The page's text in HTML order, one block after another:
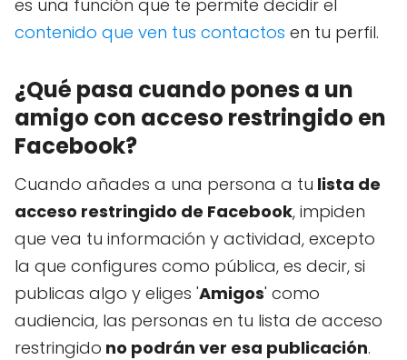
es una función que te permite decidir el
contenido que ven tus contactos en tu perfil.
¿Qué pasa cuando pones a un
amigo con acceso restringido en
Facebook?
Cuando añades a una persona a tu lista de
acceso restringido de Facebook, impiden
que vea tu información y actividad, excepto
la que configures como pública, es decir, si
publicas algo y eliges 'Amigos' como
audiencia, las personas en tu lista de acceso
restringido no podrán ver esa publicación.